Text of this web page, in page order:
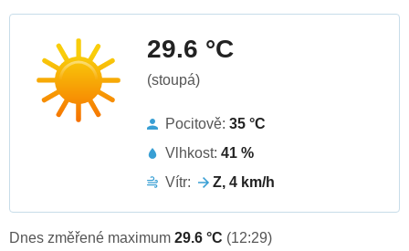
29.6 °C
(stoupá)
Pocitově: 35 °C
Vlhkost: 41 %
Vítr:
Z, 4 km/h
Dnes změřené maximum 29.6 °C (12:29)